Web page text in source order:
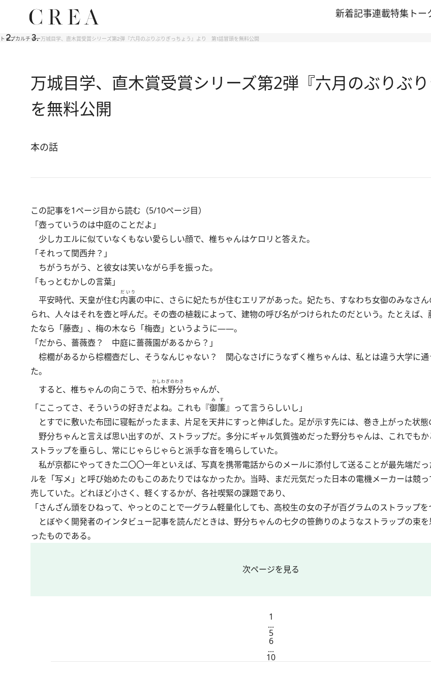
新着記事連載特集 ト
トップカルチャー万城目学、直木賞受賞シリーズ第2弾『六月のぶりぶりぎっちょう』より 第1話冒頭を無料公開
万城目学、直木賞受賞シリーズ第2弾『六月のぶりぶ
を無料公開
本の話
この記事を1ページ目から読む（5/10ページ目）
「壺っていうのは中庭のことだよ」
少しカエルに似ていなくもない愛らしい顔で、椎ちゃんはケロリと答えた。
「それって関西弁？」
ちがうちがう、と彼女は笑いながら手を振った。
「もっとむかしの言葉」
平安時代、天皇が住む内裏
だいり
の中に、さらに妃たちが住むエリアがあった。妃たち、すなわち女御のみなさ
られ、人々はそれを壺と呼んだ。その壺の植栽によって、建物の呼び名がつけられたのだという。たとえば
たなら「藤壺」、梅の木なら「梅壺」というように――。
「だから、薔薇壺？ 中庭に薔薇園があるから？」
棕櫚があるから棕櫚壺だし、そうなんじゃない？ 関心なさげにうなずく椎ちゃんは、私とは違う大学に通
た。
すると、椎ちゃんの向こうで、 柏木野分
かしわぎのわき
ちゃんが、
「ここってさ、そういうの好きだよね。これも『御簾
みす
』って言うらしいし」
とすでに敷いた布団に寝転がったまま、片足を天井にすっと伸ばした。足が示す先には、巻き上がった状態
野分ちゃんと言えば思い出すのが、ストラップだ。多分にギャル気質強めだった野分ちゃんは、これでも
ストラップを垂らし、常にじゃらじゃらと派手な音を鳴らしていた。
私が京都にやってきた二〇〇一年といえば、写真を携帯電話からのメールに添付して送ることが最先端だ
ルを「写メ」と呼び始めたのもこのあたりではなかったか。当時、まだ元気だった日本の電機メーカーは競
売していた。どれほど小さく、軽くするかが、各社喫緊の課題であり、
「さんざん頭をひねって、やっとのことで一グラム軽量化しても、高校生の女の子が百グラムのストラップを
とぼやく開発者のインタビュー記事を読んだときは、野分ちゃんの七夕の笹飾りのようなストラップの束
ったものである。
次ページを見る
1
...
5
6
...
10